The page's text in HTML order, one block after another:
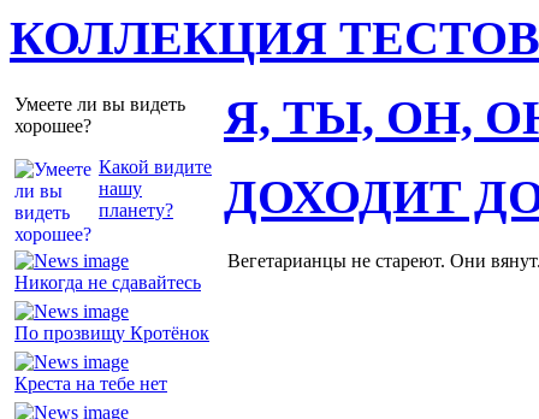
КОЛЛЕКЦИЯ ТЕСТОВ
Умеете ли вы видеть
хорошее?
Какой видите
нашу
планету?
Я, ТЫ, ОН,
Никогда не сдавайтесь
По прозвищу Кротёнок
Креста на тебе нет
ДОХОДИТ
Вегетарианцы не стареют. Они